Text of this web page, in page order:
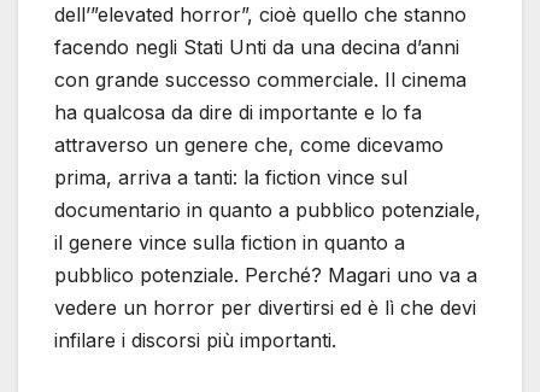
dell’”elevated horror”, cioè quello che stanno
facendo negli Stati Unti da una decina d’anni
con grande successo commerciale. Il cinema
ha qualcosa da dire di importante e lo fa
attraverso un genere che, come dicevamo
prima, arriva a tanti: la fiction vince sul
documentario in quanto a pubblico potenziale,
il genere vince sulla fiction in quanto a
pubblico potenziale. Perché? Magari uno va a
vedere un horror per divertirsi ed è lì che devi
infilare i discorsi più importanti.